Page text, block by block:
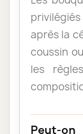
après la
coussin
les
Peut-